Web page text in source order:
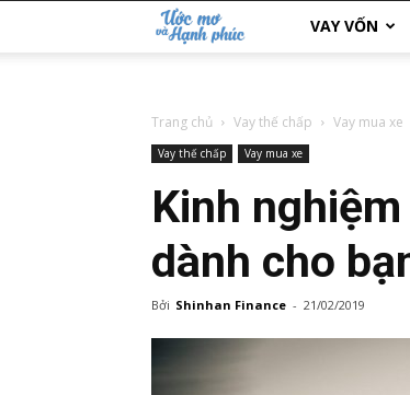
và
Phúc
VAY VỐN
Trang chủ Vay thế chấp Vay mua xe
Vay thế chấp Vay mua xe
Kinh
dành cho
Bởi Shinhan Finance - 21/02/2019